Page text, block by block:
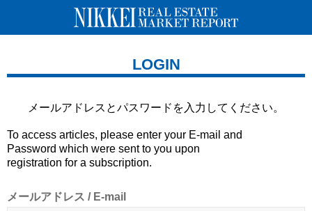
LOGIN
メールアドレスとパスワードを 入力してください。
To access articles, please enter your E-mail and
Password which were sent to you upon
registration for a subscription.
メールアドレス / E-mail